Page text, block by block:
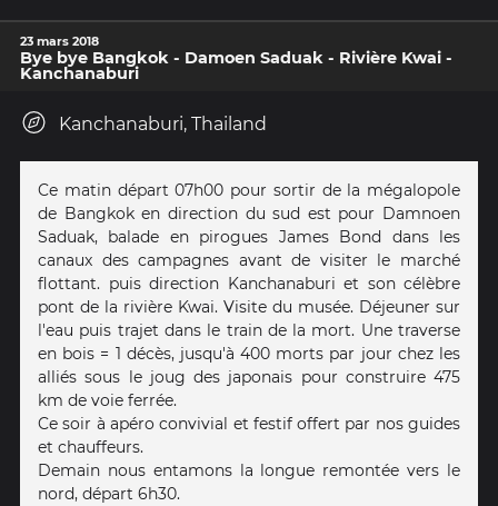
23 mars 2018
Bye bye Bangkok - Damoen Saduak - Rivière Kwai -
Kanchanaburi
Kanchanaburi, Thailand
Ce matin départ 07h00 pour sortir de la mégalopole
de Bangkok en direction du sud est pour Damnoen
Saduak, balade en pirogues James Bond dans les
canaux des campagnes avant de visiter le marché
flottant. puis direction Kanchanaburi et son célèbre
pont de la rivière Kwai. Visite du musée. Déjeuner sur
l'eau puis trajet dans le train de la mort. Une traverse
en bois = 1 décès, jusqu'à 400 morts par jour chez les
alliés sous le joug des japonais pour construire 475
km de voie ferrée.
Ce soir à apéro convivial et festif offert par nos guides
et chauffeurs.
Demain nous entamons la longue remontée vers le
nord, départ 6h30.